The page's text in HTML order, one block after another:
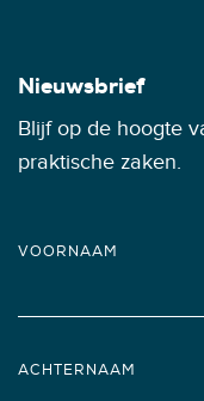
Nieuwsbrief
Blijf op de hoogte
praktische zaken.
VOORNAAM
ACHTERNAAM